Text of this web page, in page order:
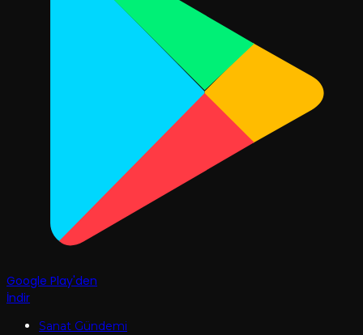
Google Play'den
İndir
Sanat Gündemi